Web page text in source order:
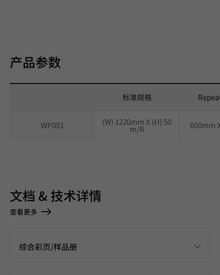
产品参数
标准规格
WP051 (W) 1220mm X (H) 50
m/R 600mm
文档 & 技术详情
查看更多
综合彩页/样品册